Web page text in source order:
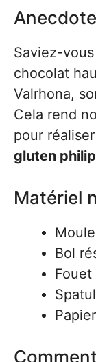
Saviez-
chocolat
Valrhona,
Cela rend
pour
gluten
Matériel
Bol